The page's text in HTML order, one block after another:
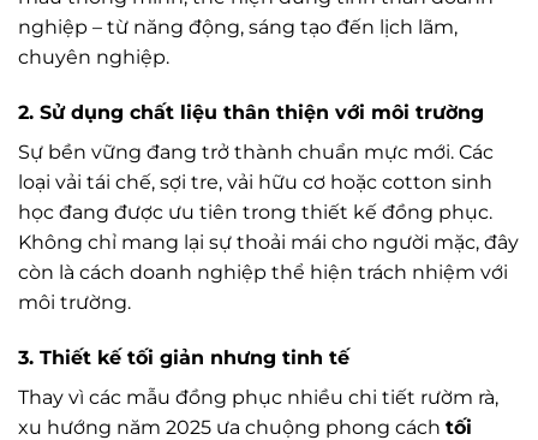
nghiệp – từ năng động, sáng tạo đến lịch lãm,
chuyên nghiệp.
2. Sử dụng chất liệu thân thiện với môi trường
Sự bền vững đang trở thành chuẩn mực mới. Các
loại vải tái chế, sợi tre, vải hữu cơ hoặc cotton sinh
học đang được ưu tiên trong thiết kế đồng phục.
Không chỉ mang lại sự thoải mái cho người mặc, đây
còn là cách doanh nghiệp thể hiện trách nhiệm với
môi trường.
3. Thiết kế tối giản nhưng tinh tế
Thay vì các mẫu đồng phục nhiều chi tiết rườm rà,
xu hướng năm 2025 ưa chuộng phong cách tối